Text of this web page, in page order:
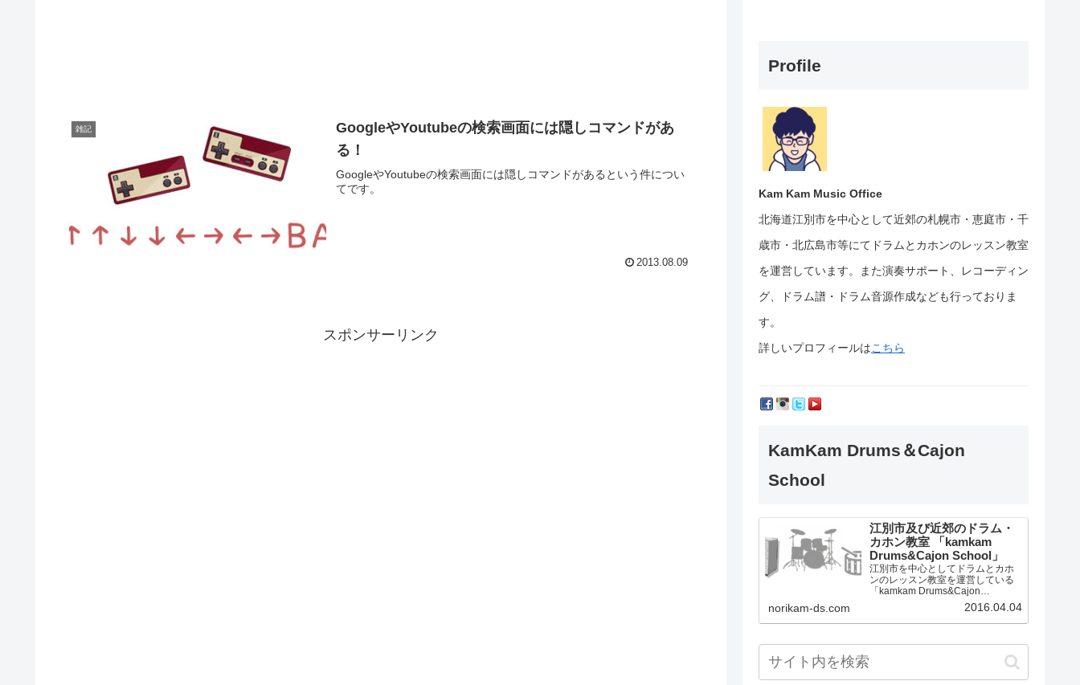
雑記
GoogleやYoutubeの検索画面には隠しコマンドがあ
る！
GoogleやYoutubeの検索画面には隠しコマンドがあるという件につい
てです。
2013.08.09
スポンサーリンク
Profile
Kam Kam Music Office
北海道江別市を中心として近郊の札幌市・恵庭市・千
歳市・北広島市等にて ドラムとカホンのレッスン教室
を運営しています。
また演奏サポート、レコーディン
グ、ドラム譜・ドラム音源作成なども行っておりま
す。
詳しいプロフィールはこちら
KamKam Drums＆Cajon
School
江別市及び近郊のドラム・
カホン教室 「kamkam
Drums&Cajon School」
江別市を中心としてドラムとカホ
ンのレッスン教室を運営している
「kamkam Drums&Cajon
norikam-ds.com 2016.04.04